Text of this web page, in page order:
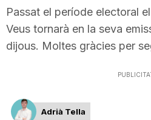
i
u
Passat el període electoral
Veus tornarà en la seva
dijous. Moltes gràcies per
Adrià Tella